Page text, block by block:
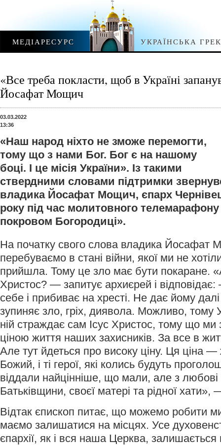
МЕДІАРЕСУРС УКРАЇНСЬКА
«Все треба покласти, щоб в Україні
Йосафат Мощич
03.03.2022
13:36
«Наш народ ніхто не зможе перемогти,
тому що з нами Бог. Бог є на нашому
боці. І це місія України». Із такими
ствердними словами підтримки
владика Йосафат Мощич, єпарх
року під час молитовного телемарафону
покровом Богородиці».
На початку свого слова владика Йосафат
перебуваємо в стані війни, якої ми не
прийшла. Тому це зло має бути покаране.
Христос? — запитує архиєрей і
себе і прибиває на хресті. Не дає йому
зупиняє зло, гріх, диявола. Можливо, тому
ній страждає сам Ісус Христос, тому що ми
ціною життя наших захисників. За все в
Але тут йдеться про високу ціну. Ця ціна
Божий, і ті герої, які колись будуть
віддали найцінніше, що мали, але з любові
Батьківщини, своєї матері та рідної хати»,
Відтак єпископ питає, що можемо робити
маємо залишатися на місцях. Усе
єпархії, як і вся наша Церква,